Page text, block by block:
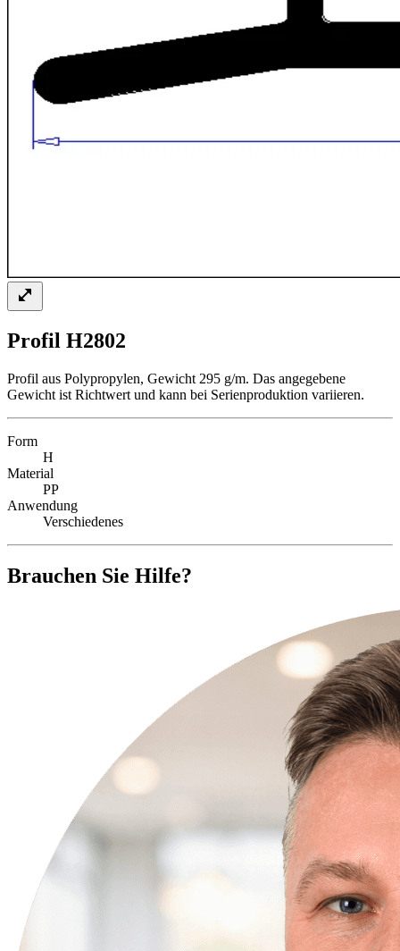
Profil H2802
Profil aus Polypropylen, Gewicht 295 g/m. Das angegebene
Gewicht ist Richtwert und kann bei Serienproduktion variieren.
Form
H
Material
PP
Anwendung
Verschiedenes
Brauchen Sie Hilfe?